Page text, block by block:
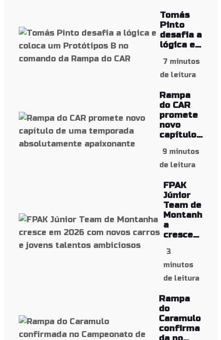
Tomás
Pinto
desafia a
lógica e...
7 minutos
de leitura
Rampa
do CAR
promete
novo
capítulo...
9 minutos
de leitura
FPAK
Júnior
Team de
Montanh
a
cresce...
3
minutos
de leitura
Rampa
do
Caramulo
confirma